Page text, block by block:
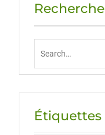
Recherche
Étiquettes